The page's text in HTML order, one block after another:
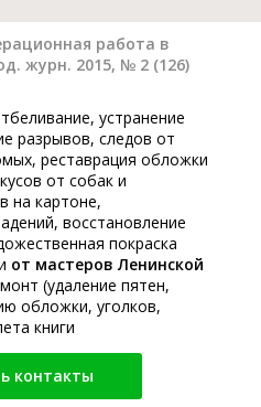
работа в
журн. 2015, № 2 (126)
устранение
разрывов, следов от
реставрация обложки
от собак и
на картоне,
восстановление
покраска
от мастеров Ленинской
(удаление пятен,
обложки, уголков,
книги
контакты